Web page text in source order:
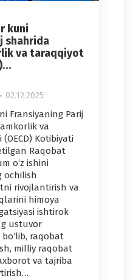
kuni
shahrida
va taraqqiyot
02.12.2025
Fransiyaning Parij
va
Kotibiyati
Raqobat
o‘z ishini
ochilish
rivojlantirish va
himoya
ishtirok
ustuvor
raqobat
milliy raqobat
va tajriba